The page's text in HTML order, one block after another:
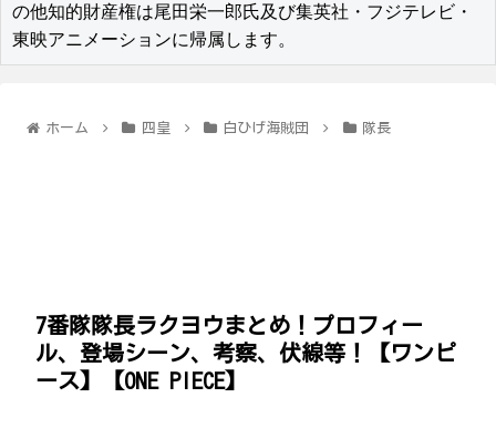
の他知的財産権は尾田栄一郎氏及び集英社・フジテレビ・
東映アニメーションに帰属します。
ホーム 四皇 白ひげ海賊団 隊長
7番隊隊長ラクヨウまとめ！プロフィー
ル、登場シーン、考察、伏線等！【ワンピ
ース】【ONE PIECE】